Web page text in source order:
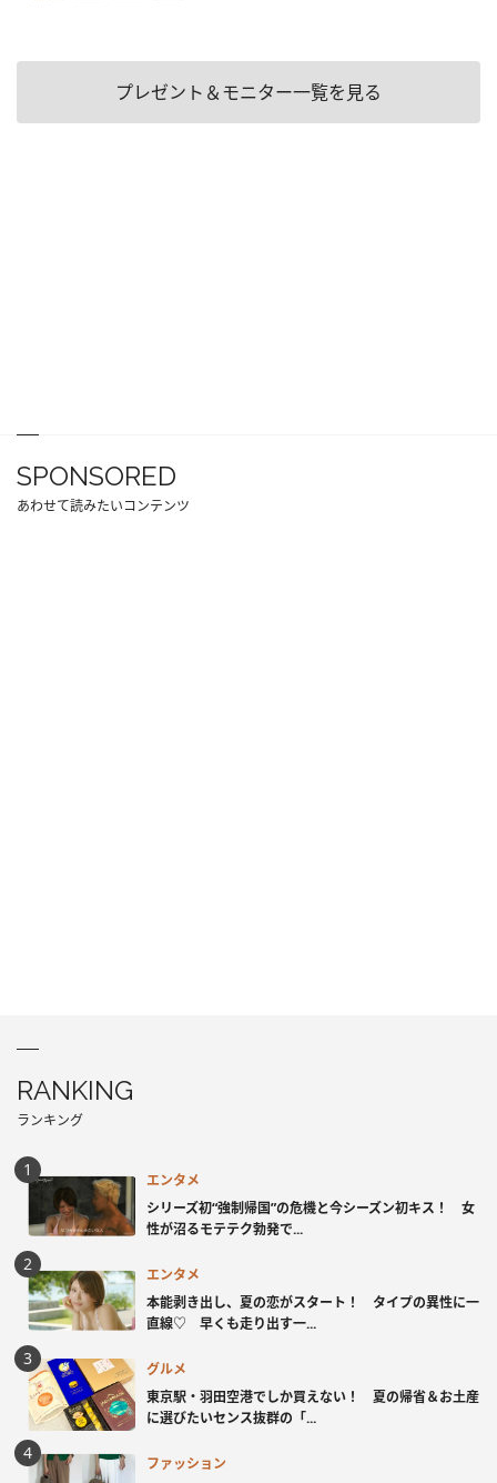
プレゼント＆モニター一覧を見る
SPONSORED
あわせて読みたいコンテンツ
RANKING
ランキング
エンタメ
シリーズ初“強制帰国”の危機と今シーズン初キス！ 女
性が沼るモテテク勃発で...
エンタメ
本能剥き出し、夏の恋がスタート！ タイプの異性に一
直線♡ 早くも走り出す一...
グルメ
東京駅・羽田空港でしか買えない！ 夏の帰省＆お土産
に選びたいセンス抜群の「...
ファッション